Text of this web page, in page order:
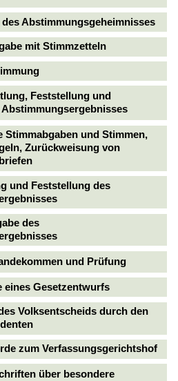
Abstimmungsgeheimnisses
mit Stimmzetteln
Feststellung und
Abstimmungsergebnisses
Stimmabgaben und Stimmen,
Zurückweisung von
und Feststellung des
des
und Prüfung
eines Gesetzentwurfs
Volksentscheids durch den
zum Verfassungsgerichtshof
über besondere